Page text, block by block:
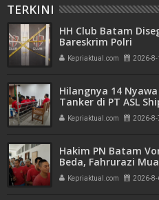
TERKINI
HH Club Batam
Bareskrim Polri
Kepriaktual.com 2026-8-
Hilangnya 14
Tanker di PT ASL
Hanya Dituntut 1
Kepriaktual.com 2026-8-
Hakim PN Batam
Beda, Fahrurazi
Azzurah dan Risma
Kepriaktual.com 2026-8-